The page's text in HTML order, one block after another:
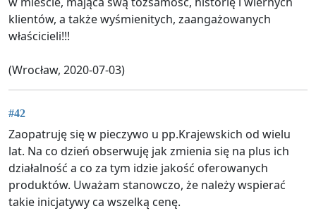
klientów, a także wyśmienitych, zaangażowanych
właścicieli!!!
(Wrocław, 2020-07-03)
#42
Zaopatruję się w pieczywo u pp.Krajewskich od wielu
lat. Na co dzień obserwuję jak zmienia się na plus ich
działalność a co za tym idzie jakość oferowanych
produktów. Uważam stanowczo, że należy wspierać
takie inicjatywy ca wszelką cenę.